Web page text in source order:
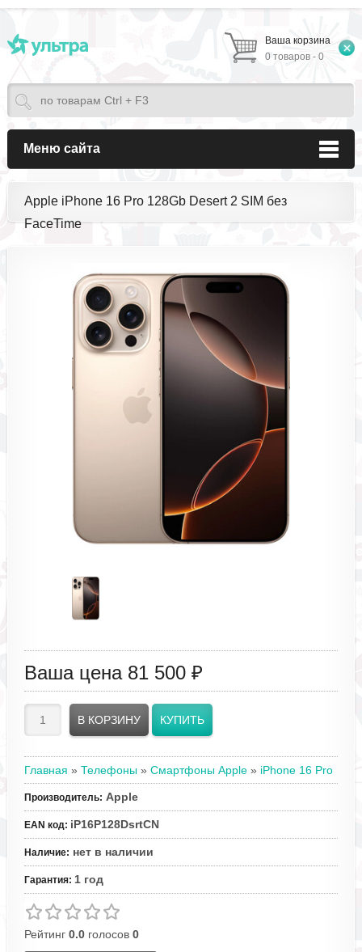
Ваша корзина
0 товаров - 0
Меню сайта
Apple iPhone 16 Pro 128Gb Desert 2 SIM без
FaceTime
Ваша цена 81 500 ₽
Главная » Телефоны » Смартфоны Apple » iPhone 16 Pro
Производитель: Apple
EAN код: iP16P128DsrtCN
Наличие: нет в наличии
Гарантия: 1 год
Рейтинг 0.0голосов 0